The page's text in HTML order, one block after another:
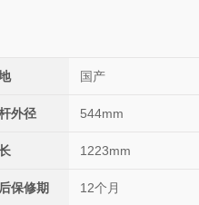
国产
外径 544mm
1223mm
保修期 12个月